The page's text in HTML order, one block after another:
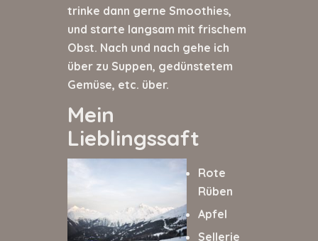
trinke dann gerne Smoothies,
und starte langsam mit frischem
Obst. Nach und nach gehe ich
über zu Suppen, gedünstetem
Gemüse, etc. über.
Mein
Lieblingssaft
Rote
Rüben
Apfel
Sellerie